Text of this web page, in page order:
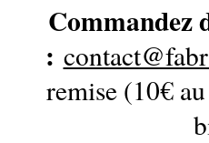
Commandez
:
remise (10€